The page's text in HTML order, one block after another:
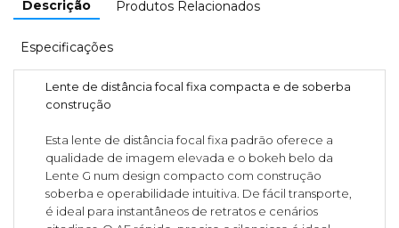
Descrição Produtos Relacionados
Especificações
Lente de distância focal fixa compacta e de soberba
construção
Esta lente de distância focal fixa padrão oferece a
qualidade de imagem elevada e o bokeh belo da
Lente G num design compacto com construção
soberba e operabilidade intuitiva. De fácil transporte,
é ideal para instantâneos de retratos e cenários